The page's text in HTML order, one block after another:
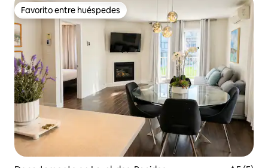
Favorito entre huéspedes
Favorito entre huéspedes